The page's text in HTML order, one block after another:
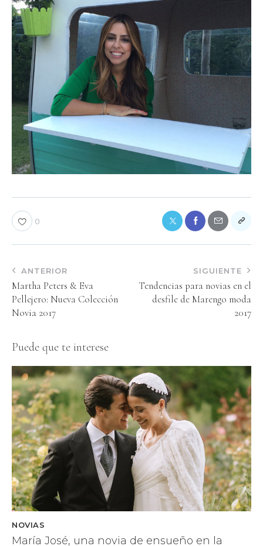
0
ANTERIOR
Martha Peters & Eva
Pellejero: Nueva Colección
Novia 2017
SIGUIENTE
Tendencias para novias en el
desfile de Marengo moda
2017
Puede que te interese
NOVIAS
María José, una novia de ensueño en la